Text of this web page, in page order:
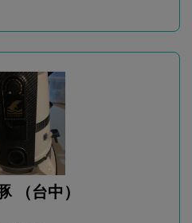
（台中）